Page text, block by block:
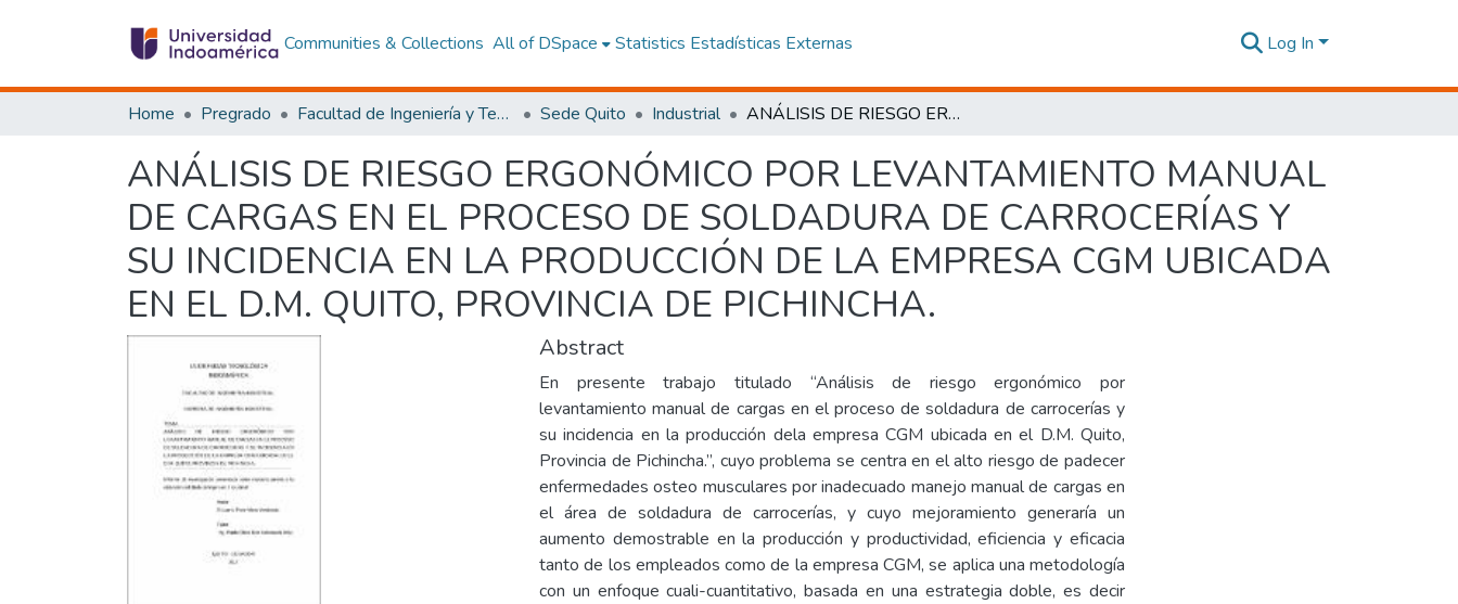
Communities & Collections All of DSpace Statistics Estadísticas Externas Log In
Home Pregrado Facultad de Ingeniería y Tecnologías de la Información y la Comunicación Sede Quito Industrial ANÁLISIS DE RIESGO ERGONÓMICO POR LEVANTAMIENTO MANUAL DE CARGAS EN EL PROCESO DE SOLDADURA DE CARROCERÍAS Y SU INCIDENCIA EN LA PRODUCCIÓN DE LA EMPRESA CGM UBICADA EN EL D.M. QUITO, PROVINCIA DE PICHINCHA.
ANÁLISIS DE RIESGO ERGONÓMICO POR LEVANTAMIENTO MANUAL
DE CARGAS EN EL PROCESO DE SOLDADURA DE CARROCERÍAS Y
SU INCIDENCIA EN LA PRODUCCIÓN DE LA EMPRESA CGM UBICADA
EN EL D.M. QUITO, PROVINCIA DE PICHINCHA.
Abstract
En presente trabajo titulado “Análisis de riesgo ergonómico por
levantamiento manual de cargas en el proceso de soldadura de carrocerías y
su incidencia en la producción dela empresa CGM ubicada en el D.M. Quito,
Provincia de Pichincha.”, cuyo problema se centra en el alto riesgo de padecer
enfermedades osteo musculares por inadecuado manejo manual de cargas en
el área de soldadura de carrocerías, y cuyo mejoramiento generaría un
aumento demostrable en la producción y productividad, eficiencia y eficacia
tanto de los empleados como de la empresa CGM, se aplica una metodología
con un enfoque cuali-cuantitativo, basada en una estrategia doble, es decir